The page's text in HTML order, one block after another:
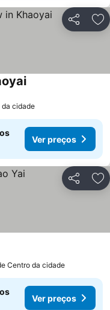
Partilhar
da cidade
Ver preços
Partilhar
Centro da cidade
Ver preços